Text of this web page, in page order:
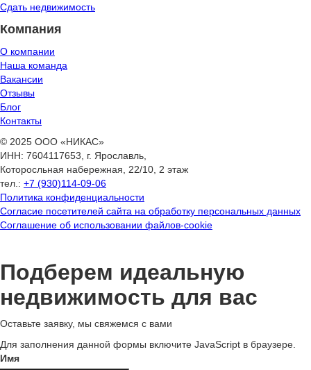
Сдать недвижимость
Компания
О компании
Наша команда
Вакансии
Отзывы
Блог
Контакты
© 2025 ООО «НИКАС»
ИНН: 7604117653, г. Ярославль,
Которосльная набережная, 22/10, 2 этаж
тел.: +7 (930)114-09-06
Политика конфиденциальности
Согласие посетителей сайта на обработку персональных данных
Соглашение об использовании файлов-cookie
Подберем идеальную
недвижимость для вас
Оставьте заявку, мы свяжемся с вами
Для заполнения данной формы включите JavaScript в браузере.
Имя